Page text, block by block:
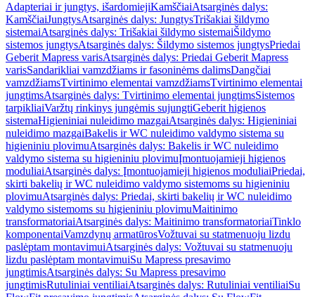
Adapteriai ir jungtys, išardomiejiKamščiaiAtsarginės dalys:
KamščiaiJungtysAtsarginės dalys: JungtysTrišakiai šildymo
sistemaiAtsarginės dalys: Trišakiai šildymo sistemaiŠildymo
sistemos jungtysAtsarginės dalys: Šildymo sistemos jungtysPriedai
Geberit Mapress varisAtsarginės dalys: Priedai Geberit Mapress
varisSandarikliai vamzdžiams ir fasoninėms dalimsDangčiai
vamzdžiamsTvirtinimo elementai vamzdžiamsTvirtinimo elementai
jungtimsAtsarginės dalys: Tvirtinimo elementai jungtimsSistemos
tarpikliaiVaržtų rinkinys jungėmis sujungtiGeberit higienos
sistemaHigieniniai nuleidimo mazgaiAtsarginės dalys: Higieniniai
nuleidimo mazgaiBakelis ir WC nuleidimo valdymo sistema su
higieniniu plovimuAtsarginės dalys: Bakelis ir WC nuleidimo
valdymo sistema su higieniniu plovimuĮmontuojamieji higienos
moduliaiAtsarginės dalys: Įmontuojamieji higienos moduliaiPriedai,
skirti bakelių ir WC nuleidimo valdymo sistemoms su higieniniu
plovimuAtsarginės dalys: Priedai, skirti bakelių ir WC nuleidimo
valdymo sistemoms su higieniniu plovimuMaitinimo
transformatoriaiAtsarginės dalys: Maitinimo transformatoriaiTinklo
komponentaiVamzdynų armatūrosVožtuvai su statmenuoju lizdu
paslėptam montavimuiAtsarginės dalys: Vožtuvai su statmenuoju
lizdu paslėptam montavimuiSu Mapress presavimo
jungtimisAtsarginės dalys: Su Mapress presavimo
jungtimisRutuliniai ventiliaiAtsarginės dalys: Rutuliniai ventiliaiSu